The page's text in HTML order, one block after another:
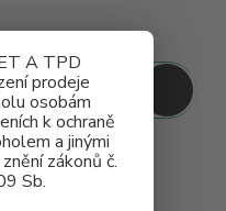
A TPD
prodeje
osobám
k ochraně
a jinými
zákonů č.
Sb. EX 1,2ohm